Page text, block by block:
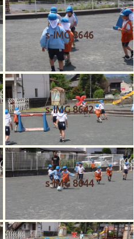
s-IMG 8646
s-IMG 8642
s-IMG 8644